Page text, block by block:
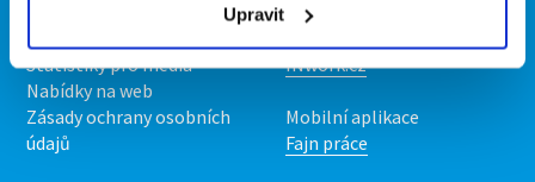
Upravit
Statistiky pro média
Nabídky na web
Zásady ochrany osobních
údajů
INwork.cz
Mobilní aplikace
Fajn práce